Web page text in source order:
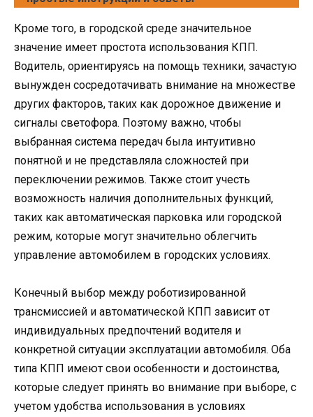
Кроме того, в городской среде значительное
значение имеет простота использования КПП.
Водитель, ориентируясь на помощь техники, зачастую
вынужден сосредотачивать внимание на множестве
других факторов, таких как дорожное движение и
сигналы светофора. Поэтому важно, чтобы
выбранная система передач была интуитивно
понятной и не представляла сложностей при
переключении режимов. Также стоит учесть
возможность наличия дополнительных функций,
таких как автоматическая парковка или городской
режим, которые могут значительно облегчить
управление автомобилем в городских условиях.
Конечный выбор между роботизированной
трансмиссией и автоматической КПП зависит от
индивидуальных предпочтений водителя и
конкретной ситуации эксплуатации автомобиля. Оба
типа КПП имеют свои особенности и достоинства,
которые следует принять во внимание при выборе, с
учетом удобства использования в условиях